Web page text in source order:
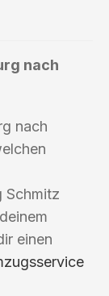
nach
nach
Schmitz
einen